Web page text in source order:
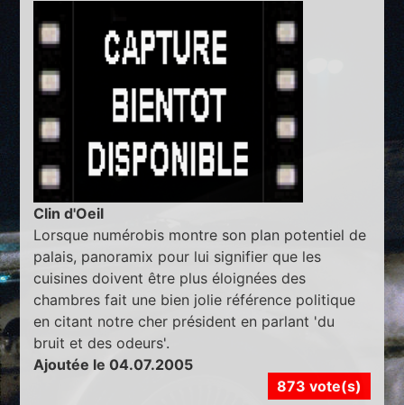
Clin d'Oeil
Lorsque numérobis montre son plan potentiel de
palais, panoramix pour lui signifier que les
cuisines doivent être plus éloignées des
chambres fait une bien jolie référence politique
en citant notre cher président en parlant 'du
bruit et des odeurs'.
Ajoutée le 04.07.2005
873 vote(s)